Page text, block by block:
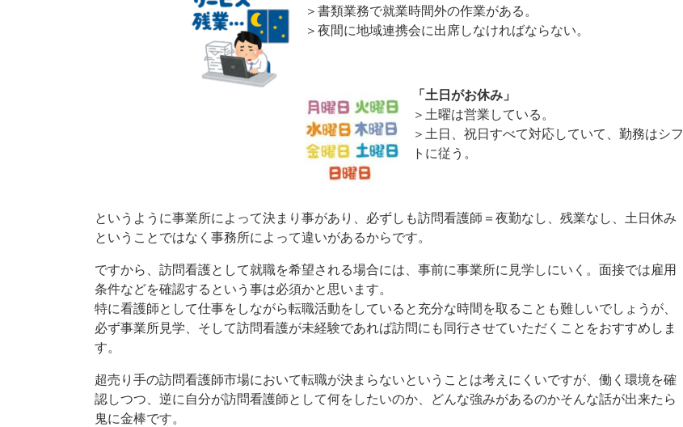
＞書類業務で就業時間外の作業がある。
＞夜間に地域連携会に出席しなければならない。
​「土日がお休み」
＞土曜は営業している。
＞土日、祝日すべて対応していて、勤務はシフ
トに従う。
というように事業所によって決まり事があり、必ずしも訪問看護師＝夜勤なし、残業なし、土日休み
ということではなく事務所によって違いがあるからです。
ですから、訪問看護として就職を希望される場合には、事前に事業所に見学しにいく。面接では雇用
条件などを確認するという事は必須かと思います。
特に看護師として仕事をしながら転職活動をしていると充分な時間を取ることも難しいでしょうが、
必ず事業所見学、そして訪問看護が未経験であれば訪問にも同行させていただくことをおすすめしま
す。
超売り手の訪問看護師市場において転職が決まらないということは考えにくいですが、働く環境を確
認しつつ、逆に自分が訪問看護師として何をしたいのか、どんな強みがあるのかそんな話が出来たら
鬼に金棒です。